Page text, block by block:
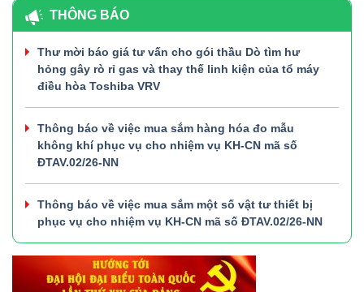
THÔNG BÁO
Thư mời báo giá tư vấn cho gói thầu Dò tìm hư
hỏng gây rò rỉ gas và thay thế linh kiện của tổ máy
điều hòa Toshiba VRV
Thông báo về việc mua sắm hàng hóa đo mẫu
không khí phục vụ cho nhiệm vụ KH-CN mã số
ĐTAV.02/26-NN
Thông báo về việc mua sắm một số vật tư thiết bị
phục vụ cho nhiệm vụ KH-CN mã số ĐTAV.02/26-NN